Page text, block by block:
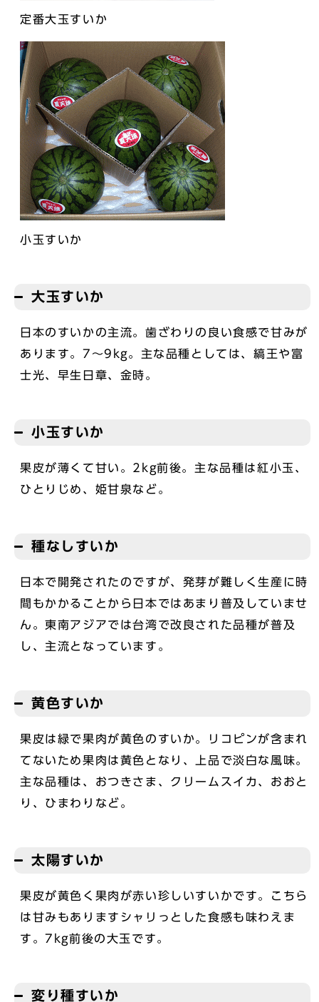
定番大玉すいか
小玉すいか
大玉すいか
日本のすいかの主流。歯ざわりの良い食感で甘みが
あります。7～9kg。主な品種としては、縞王や富
士光、早生日章、金時。
小玉すいか
果皮が薄くて甘い。2kg前後。主な品種は紅小玉、
ひとりじめ、姫甘泉など。
種なしすいか
日本で開発されたのですが、発芽が難しく生産に時
間もかかることから日本ではあまり普及していませ
ん。東南アジアでは台湾で改良された品種が普及
し、主流となっています。
黄色すいか
果皮は緑で果肉が黄色のすいか。リコピンが含まれ
てないため果肉は黄色となり、上品で淡白な風味。
主な品種は、おつきさま、クリームスイカ、おおと
り、ひまわりなど。
太陽すいか
果皮が黄色く果肉が赤い珍しいすいかです。こちら
は甘みもありますシャリっとした食感も味わえま
す。7kg前後の大玉です。
変り種すいか